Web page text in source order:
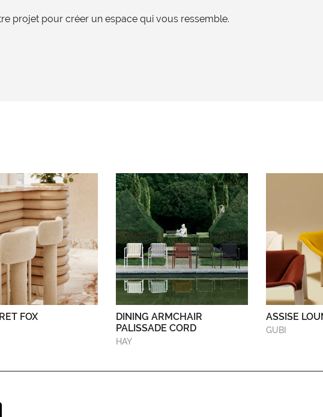
projet pour créer un espace qui vous ressemble.
FOX
DINING ARMCHAIR
PALISSADE CORD
HAY
ASSISE
GUBI